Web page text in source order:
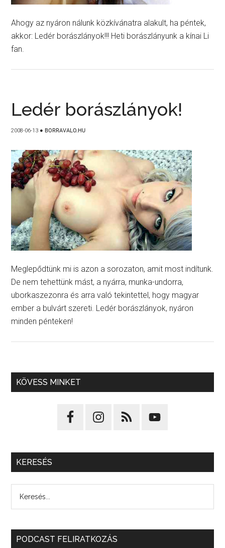
Ahogy az nyáron nálunk közkívánatra alakult, ha péntek,
akkor: Ledér borászlányok!!! Heti borászlányunk a kínai Li
fan.
Ledér borászlányok!
2008-06-13 ● BORRAVALO.HU
Meglepődtünk mi is azon a sorozaton, amit most indítunk.
De nem tehettünk mást, a nyárra, munka-undorra,
uborkaszezonra és arra való tekintettel, hogy magyar
ember a bulvárt szereti. Ledér borászlányok, nyáron
minden pénteken!
KÖVESS MINKET
KERESÉS
PODCAST FELIRATKOZÁS